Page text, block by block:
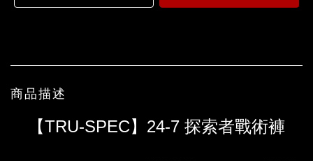
商品描述
【TRU-SPEC】24-7 探索者戰術褲